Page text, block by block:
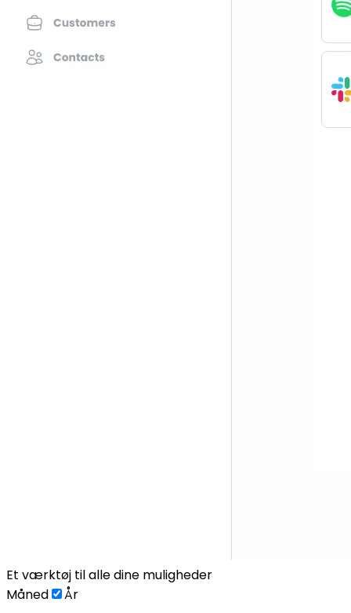
Et værktøj til alle dine muligheder
Måned
År